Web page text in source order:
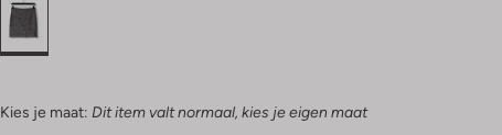
Kies je maat: Dit item valt normaal, kies je eigen maat